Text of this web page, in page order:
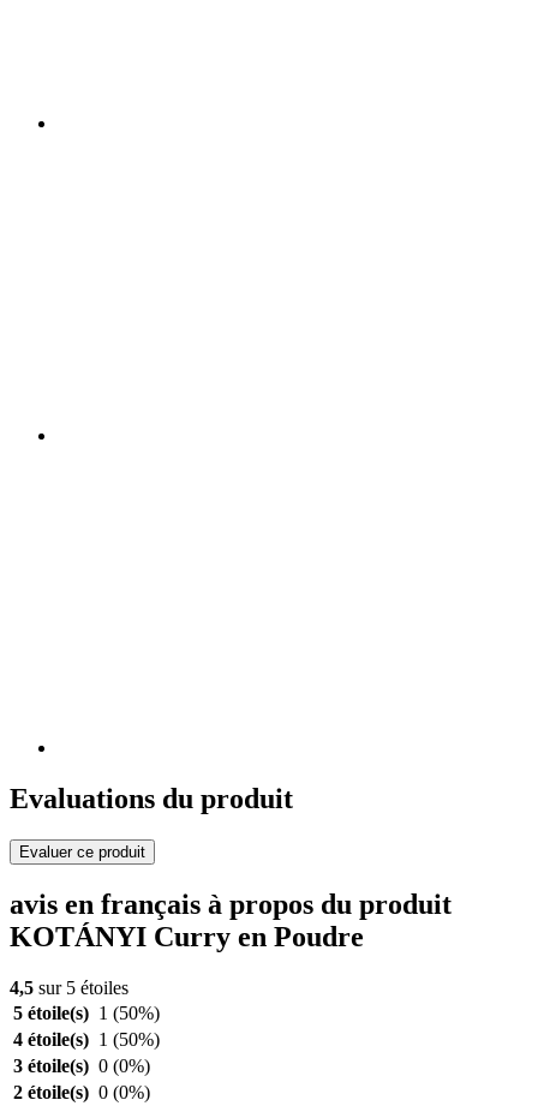
Evaluations du produit
Evaluer ce produit
avis en français à propos du produit
KOTÁNYI Curry en Poudre
4,5 sur 5 étoiles
5 étoile(s) 1 (50%)
4 étoile(s) 1 (50%)
3 étoile(s) 0 (0%)
2 étoile(s) 0 (0%)